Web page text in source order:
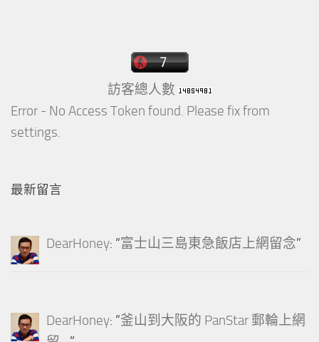
訪客總人數
Error - No Access Token found. Please fix from
settings.
最新留言
DearHoney: “富士山三島東急飯店上網留念”
DearHoney: “釜山到大阪的 PanStar 郵輪上網